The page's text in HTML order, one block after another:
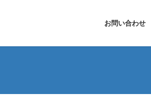
お問い合わせ